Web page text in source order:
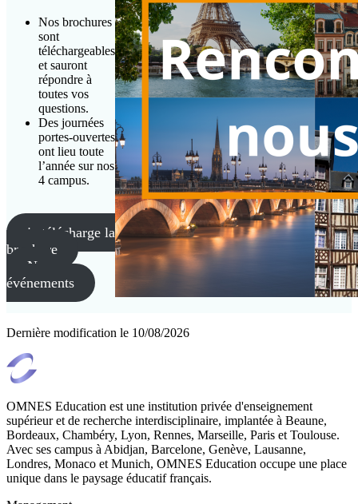
Nos brochures
sont
téléchargeables
et sauront
répondre à
toutes vos
questions.
Des journées
portes-ouvertes
ont lieu toute
l’année sur nos
4 campus.
je télécharge la
brochure
Nos
événements
Dernière modification le 10/08/2026
OMNES Education est une institution privée d'enseignement
supérieur et de recherche interdisciplinaire, implantée à Beaune,
Bordeaux, Chambéry, Lyon, Rennes, Marseille, Paris et Toulouse.
Avec ses campus à Abidjan, Barcelone, Genève, Lausanne,
Londres, Monaco et Munich, OMNES Education occupe une place
unique dans le paysage éducatif français.